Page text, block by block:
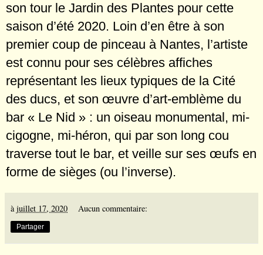
son tour le Jardin des Plantes pour cette
saison d’été 2020. Loin d’en être à son
premier coup de pinceau à Nantes, l’artiste
est connu pour ses célèbres affiches
représentant les lieux typiques de la Cité
des ducs, et son œuvre d’art-emblème du
bar « Le Nid » : un oiseau monumental, mi-
cigogne, mi-héron, qui par son long cou
traverse tout le bar, et veille sur ses œufs en
forme de sièges (ou l’inverse).
àjuillet 17, 2020 Aucun commentaire:
Partager